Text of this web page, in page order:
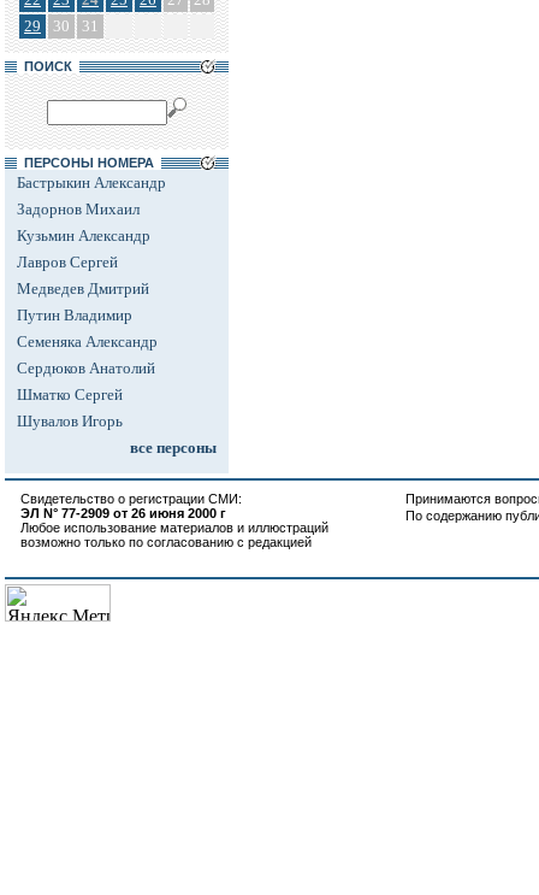
29
30 31
ПОИСК
ПЕРСОНЫ НОМЕРА
Бастрыкин Александр
Задорнов Михаил
Кузьмин Александр
Лавров Сергей
Медведев Дмитрий
Путин Владимир
Семеняка Александр
Сердюков Анатолий
Шматко Сергей
Шувалов Игорь
все персоны
Свидетельство о регистрации СМИ:
ЭЛ N° 77-2909 от 26 июня 2000 г
Любое использование материалов и иллюстраций
возможно только по согласованию с редакцией
Принимаются
По содержанию